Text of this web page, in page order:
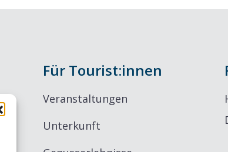
Für Tourist:innen
Veranstaltungen
Unterkunft